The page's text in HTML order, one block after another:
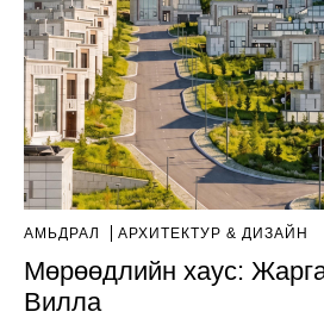
АМЬДРАЛ AРХИТЕКТУР & ДИЗАЙН
Мөрөөдлийн хаус:
Вилла